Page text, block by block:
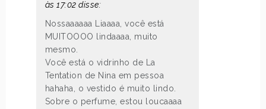
às 17:02 disse:
Nossaaaaaa Liaaaa, você está
MUITOOOO lindaaaa, muito
mesmo.
Você está o vidrinho de La
Tentation de Nina em pessoa
hahaha, o vestido é muito lindo.
Sobre o perfume, estou loucaaaa